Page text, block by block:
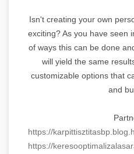
Isn't creating your own
exciting? As you have seen
of ways this can be done
will yield the same
customizable options that
and
https://
https://